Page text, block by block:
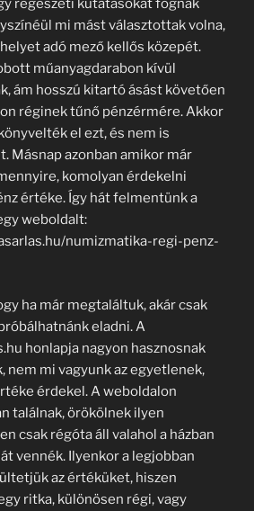
régészeti kutatásokat fognak
mi mást választottak volna,
adó mező kellős közepét.
műanyagdarabon kívül
ám hosszú kitartó ásást követően
réginek tűnő pénzérmére. Akkor
el ezt, és nem is
Másnap azonban amikor már
komolyan érdekelni
értéke. Így hát felmentünk a
weboldalt:
numizmatika-regi-penz-
ha már megtaláltuk, akár csak
eladni. A
honlapja nagyon hasznosnak
nem mi vagyunk az egyetlenek,
érdekel. A weboldalon
találnak, örökölnek ilyen
csak régóta áll valahol a házban
vennék. Ilyenkor a legjobban
az értéküket, hiszen
ritka, különösen régi, vagy